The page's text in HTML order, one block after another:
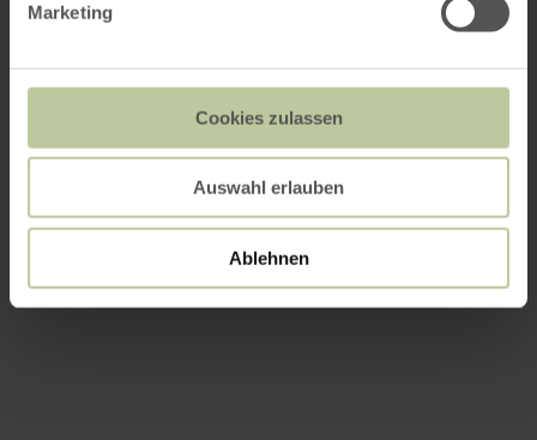
Marketing
Cookies zulassen
Auswahl erlauben
Ablehnen